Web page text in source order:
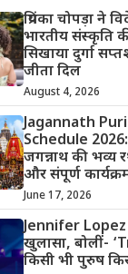
प्रियंका चोपड़ा ने
भारतीय संस्कृति
सिखाया दुर्गा
जीता दिल
August 4, 2026
Jagannath
Schedule
जगन्नाथ की भव्य
और संपूर्ण
June 17, 2026
Jennifer Lopez
खुलासा, बोलीं-
किसी भी पुरुष